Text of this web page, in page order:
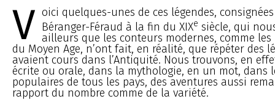
V oici quelques-unes de ces légendes,
Béranger-Féraud à la fin du XIXe siècle, qui
ailleurs que les conteurs modernes, comme
du Moyen Age, n’ont fait, en réalité, que répéter des
avaient cours dans l’Antiquité. Nous trouvons, en
écrite ou orale, dans la mythologie, en un mot, dans
populaires de tous les pays, des aventures aussi
rapport du nombre comme de la variété.